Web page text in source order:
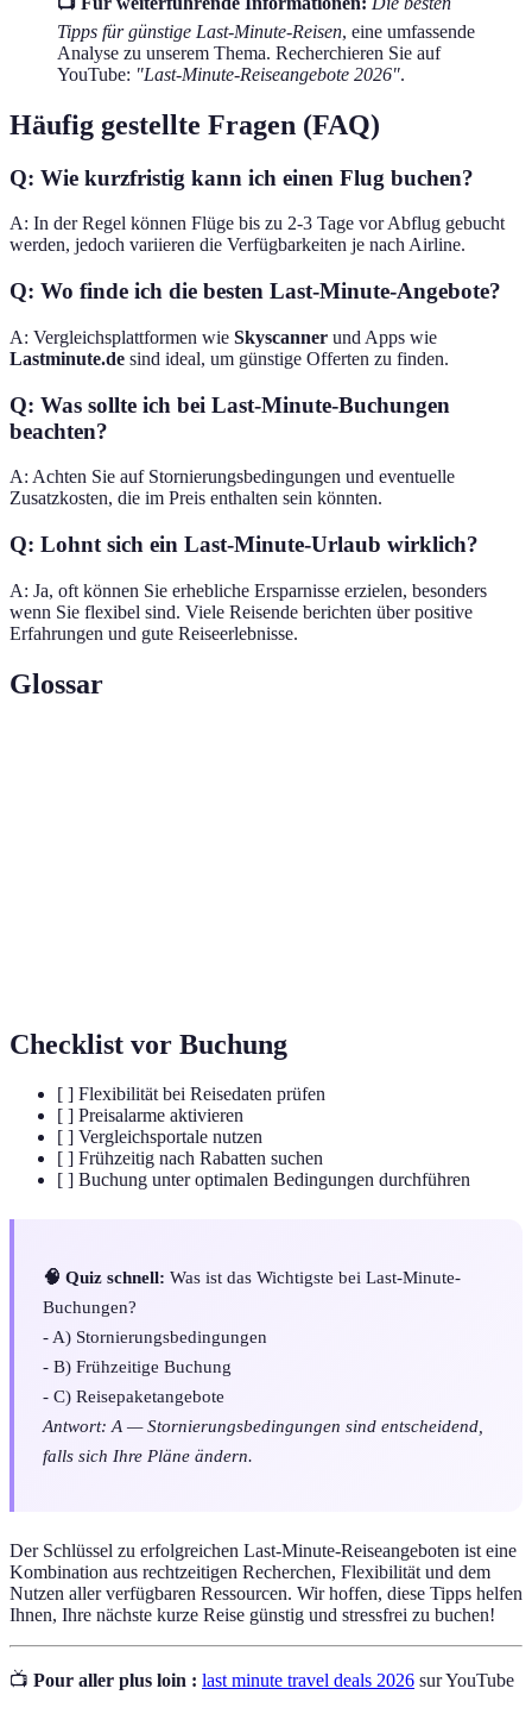
Tipps für günstige Last-Minute-Reisen, eine umfassende
Analyse zu unserem Thema. Recherchieren Sie auf
YouTube: "Last-Minute-Reiseangebote 2026".
Häufig gestellte Fragen (FAQ)
Q: Wie kurzfristig kann ich einen Flug buchen?
A: In der Regel können Flüge bis zu 2-3 Tage vor Abflug gebucht
werden, jedoch variieren die Verfügbarkeiten je nach Airline.
Q: Wo finde ich die besten Last-Minute-Angebote?
A: Vergleichsplattformen wie Skyscanner und Apps wie
Lastminute.de sind ideal, um günstige Offerten zu finden.
Q: Was sollte ich bei Last-Minute-Buchungen
beachten?
A: Achten Sie auf Stornierungsbedingungen und eventuelle
Zusatzkosten, die im Preis enthalten sein könnten.
Q: Lohnt sich ein Last-Minute-Urlaub wirklich?
A: Ja, oft können Sie erhebliche Ersparnisse erzielen, besonders
wenn Sie flexibel sind. Viele Reisende berichten über positive
Erfahrungen und gute Reiseerlebnisse.
Glossar
Checklist vor Buchung
[ ] Flexibilität bei Reisedaten prüfen
[ ] Preisalarme aktivieren
[ ] Vergleichsportale nutzen
[ ] Frühzeitig nach Rabatten suchen
[ ] Buchung unter optimalen Bedingungen durchführen
🧠 Quiz schnell: Was ist das Wichtigste bei Last-Minute-
Buchungen?
- A) Stornierungsbedingungen
- B) Frühzeitige Buchung
- C) Reisepaketangebote
Antwort: A — Stornierungsbedingungen sind entscheidend,
falls sich Ihre Pläne ändern.
Der Schlüssel zu erfolgreichen Last-Minute-Reiseangeboten ist eine
Kombination aus rechtzeitigen Recherchen, Flexibilität und dem
Nutzen aller verfügbaren Ressourcen. Wir hoffen, diese Tipps helfen
Ihnen, Ihre nächste kurze Reise günstig und stressfrei zu buchen!
📺 Pour aller plus loin : last minute travel deals 2026 sur YouTube